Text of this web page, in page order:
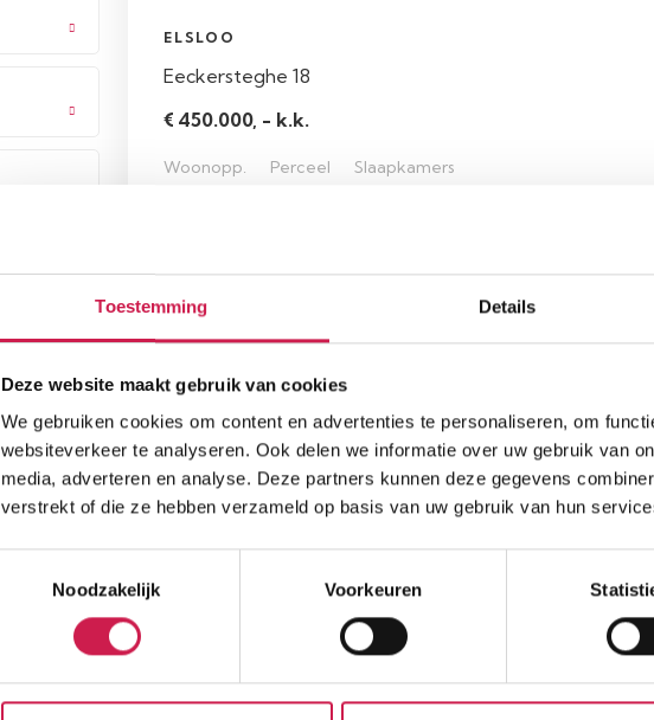
Toestemming Details
Deze website maakt gebruik van cookies
We gebruiken cookies om content en advertenties te personaliseren, om
websiteverkeer te analyseren. Ook delen we informatie over uw gebruik van
media, adverteren en analyse. Deze partners kunnen deze gegevens
verstrekt of die ze hebben verzameld op basis van uw gebruik van hun
Noodzakelijk
Voorkeuren
ELSLOO
Eeckersteghe 18
€ 450.000, - k.k.
Woonopp.
Perceel
Slaapkamers